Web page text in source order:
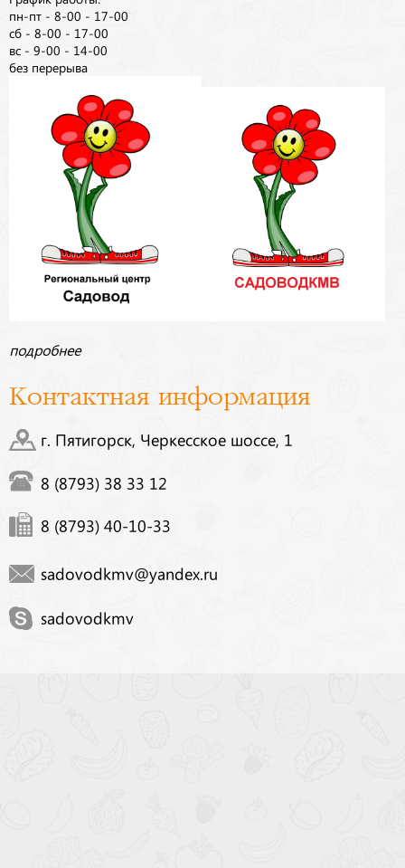
пн-пт - 8-00 - 17-00
сб - 8-00 - 17-00
вс - 9-00 - 14-00
без перерыва
подробнее
Контактная информация
г. Пятигорск, Черкесское шоссе, 1
8 (8793) 38 33 12
8 (8793) 40-10-33
sadovodkmv@yandex.ru
sadovodkmv